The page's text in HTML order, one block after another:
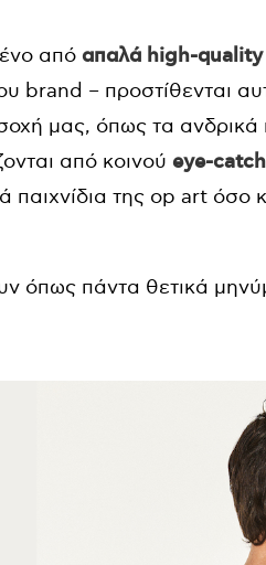
από απαλά high-quality
brand – προστίθενται
μας, όπως τα ανδρικά
από κοινού eye-
της op art όσο
όπως πάντα θετικά